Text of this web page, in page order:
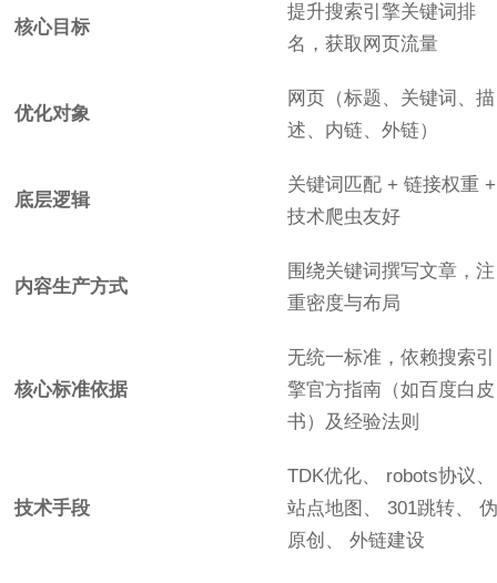
核心目标
提升搜索引擎关键词排
名，获取网页流量
优化对象
网页（标题、关键词、描
述、内链、外链）
底层逻辑
关键词匹配 + 链接权重 +
技术爬虫友好
内容生产方式
围绕关键词撰写文章，注
重密度与布局
核心标准依据
无统一标准，依赖搜索引
擎官方指南（如百度白皮
书）及经验法则
技术手段
TDK优化、 robots协议、
站点地图、 301跳转、
原创、 外链建设